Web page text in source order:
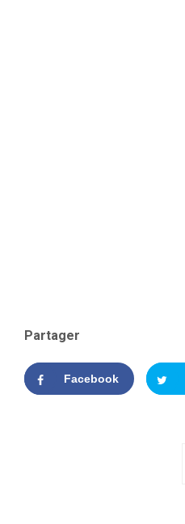
Partager
Facebook